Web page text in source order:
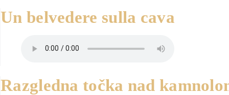
Un belvedere sulla cava
Razgledna točka nad